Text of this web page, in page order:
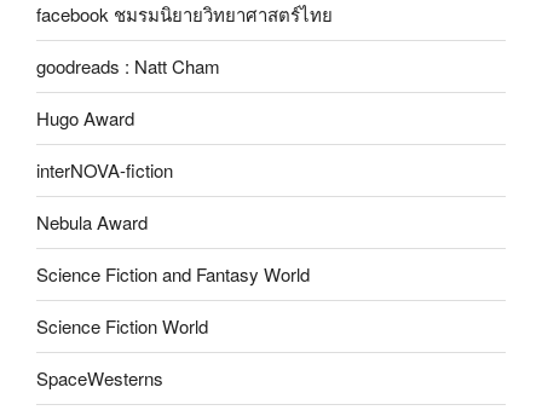
facebook ชมรมนิยายวิทยาศาสตร์ไทย
goodreads : Natt Cham
Hugo Award
interNOVA-fiction
Nebula Award
Science Fiction and Fantasy World
Science Fiction World
SpaceWesterns